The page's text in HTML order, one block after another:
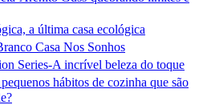
a última casa ecológica
Casa Nos Sonhos
Series-A incrível beleza do toque
hábitos de cozinha que são